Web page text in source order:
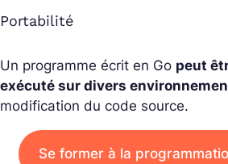
Portabilité
Un programme écrit en Go peut
exécuté sur divers
modification du code source.
Se former à la